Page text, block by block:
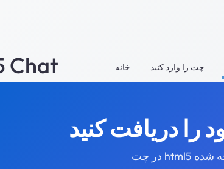
Chat خانه چت را وارد کنید
در چت html5 ثبت نام کنید: گپ ویدیویی وب کم نیز به آن اضافه شده